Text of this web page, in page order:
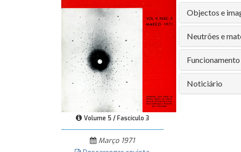
Volume 5 / Fascículo 3
Março 1971
Objectos e
Neutrões e
Noticiário